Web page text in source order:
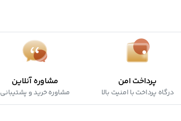
پرداخت امن
درگاه پرداخت با امنیت بالا
مشاوره آنلاین
مشاوره خرید و پشتیبانی